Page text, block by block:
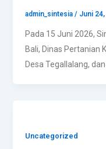
admin_sintesia / Juni
Pada 15 Juni 2026,
Bali, Dinas Pertanian
Desa Tegallalang,
Uncategorized